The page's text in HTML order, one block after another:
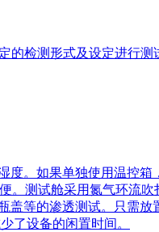
检测形式及设定进行
。如果单独使用温控
测试舱采用氮气环流
等的渗透测试。只需放
了设备的闲置时间。